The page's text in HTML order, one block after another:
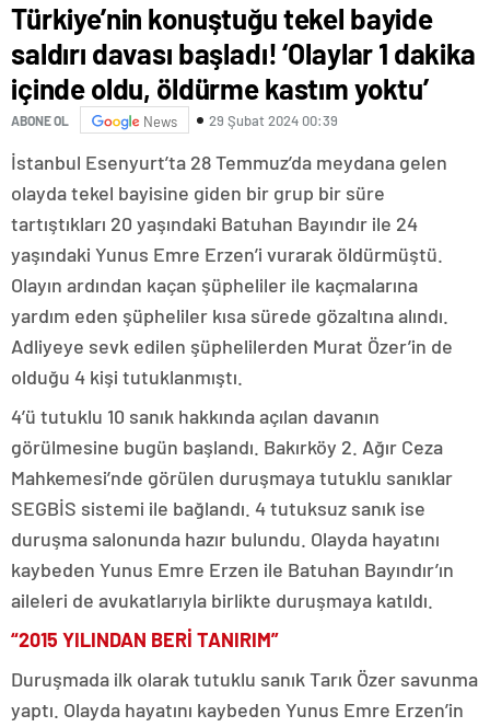
Türkiye’nin konuştuğu tekel bayide
saldırı davası başladı! ‘Olaylar 1 dakika
içinde oldu, öldürme kastım yoktu’
ABONE OL News 29 Şubat 2024 00:39
İstanbul Esenyurt’ta 28 Temmuz’da meydana gelen
olayda tekel bayisine giden bir grup bir süre
tartıştıkları 20 yaşındaki Batuhan Bayındır ile 24
yaşındaki Yunus Emre Erzen’i vurarak öldürmüştü.
Olayın ardından kaçan şüpheliler ile kaçmalarına
yardım eden şüpheliler kısa sürede gözaltına alındı.
Adliyeye sevk edilen şüphelilerden Murat Özer’in de
olduğu 4 kişi tutuklanmıştı.
4’ü tutuklu 10 sanık hakkında açılan davanın
görülmesine bugün başlandı. Bakırköy 2. Ağır Ceza
Mahkemesi’nde görülen duruşmaya tutuklu sanıklar
SEGBİS sistemi ile bağlandı. 4 tutuksuz sanık ise
duruşma salonunda hazır bulundu. Olayda hayatını
kaybeden Yunus Emre Erzen ile Batuhan Bayındır’ın
aileleri de avukatlarıyla birlikte duruşmaya katıldı.
“2015 YILINDAN BERİ TANIRIM”
Duruşmada ilk olarak tutuklu sanık Tarık Özer savunma
yaptı. Olayda hayatını kaybeden Yunus Emre Erzen’in